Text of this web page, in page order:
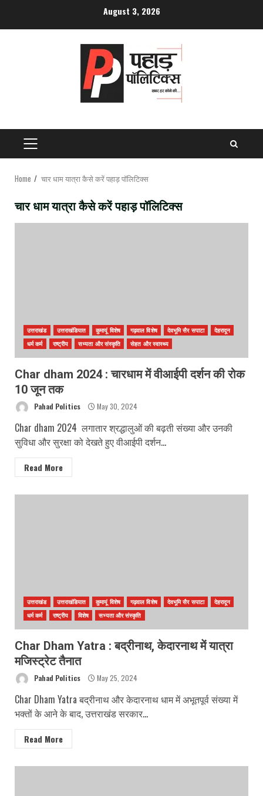
August 3, 2026
PRIMARY
MENU
Home चार धाम यात्रा कैसे करें पहाड़ पॉलिटिक्स
चार धाम यात्रा कैसे करें पहाड़ पॉलिटिक्स
उत्तराखंड उत्तराखंडियात कुमायूं विशेष गढ़वाल विशेष देवभूमि सैर सपाटा
देहरादून
धर्म कर्म
राष्ट्रीय सभ्यता और संस्कृति सेहत और स्वास्थ्य
Char dham 2024 : चारधाम में वीआईपी दर्शन की रोक
10 जून तक
Pahad Politics May 30, 2024
Char dham 2024 लगातार श्रद्धालुओं की बढ़ती संख्या और उनकी
सुविधा और सुरक्षा को देखते हुए वीआईपी दर्शन...
Read More
उत्तराखंड उत्तराखंडियात कुमायूं विशेष गढ़वाल विशेष देवभूमि सैर सपाटा
देहरादून
धर्म कर्म
राष्ट्रीय विशेष सभ्यता और संस्कृति
Char Dham Yatra : बद्रीनाथ, केदारनाथ में यात्रा
मजिस्ट्रेट तैनात
Pahad Politics May 25, 2024
Char Dham Yatra बद्रीनाथ और केदारनाथ धाम में अभूतपूर्व संख्या में
भक्तों के आने के बाद, उत्तराखंड सरकार...
Read More